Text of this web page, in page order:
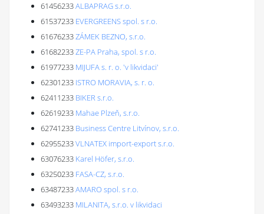
61456233ALBAPRAG s.r.o.
61537233 EVERGREENS spol. s r.o.
61676233ZÁMEK BEZNO, s.r.o.
61682233ZE-PA Praha, spol. s r.o.
61977233 MIJUFA s. r. o. 'v likvidaci'
62301233 ISTRO MORAVIA, s. r. o.
62411233 BIKER s.r.o.
62619233 Mahae Plzeň, s.r.o.
62741233 Business Centre Litvínov, s.r.o.
62955233VLNATEX import-export s.r.o.
63076233 Karel Höfer, s.r.o.
63250233 FASA-CZ, s.r.o.
63487233AMARO spol. s r.o.
63493233 MILANITA, s.r.o. v likvidaci